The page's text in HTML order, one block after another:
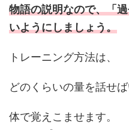
物語の説明なので、「
いようにしましょう。
トレーニング方法は、
どのくらいの量を話せば
体で覚えこませます。